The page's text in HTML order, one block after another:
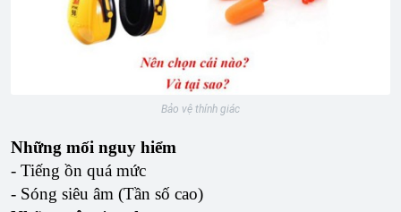
Bảo vệ thính giác
Những mối nguy hiểm
- Tiếng ồn quá mức
- Sóng siêu âm (Tần số cao)